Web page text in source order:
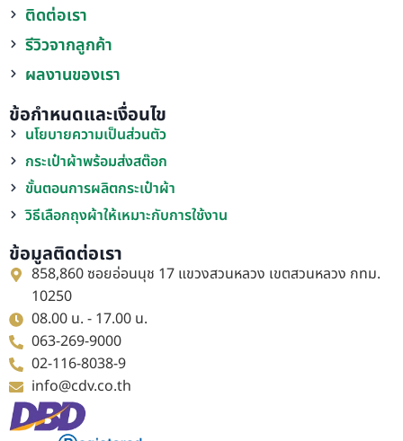
ติดต่อเรา
รีวิวจากลูกค้า
ผลงานของเรา
ข้อกำหนดและเงื่อนไข
นโยบายความเป็นส่วนตัว
กระเป๋าผ้าพร้อมส่งสต๊อก
ขั้นตอนการผลิตกระเป๋าผ้า
วิธีเลือกถุงผ้าให้เหมาะกับการใช้งาน
ข้อมูลติดต่อเรา
858,860 ซอยอ่อนนุช 17 แขวงสวนหลวง เขตสวนหลวง กทม.
10250
08.00 น. - 17.00 น.
063-269-9000
02-116-8038-9
info@cdv.co.th